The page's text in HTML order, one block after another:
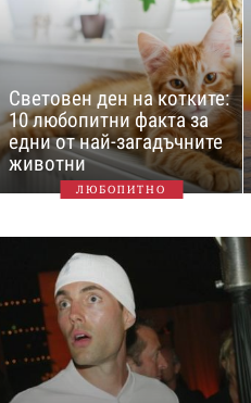
Световен ден на котките:
10 любопитни факта за
едни от най-загадъчните
животни
ЛЮБОПИТНО